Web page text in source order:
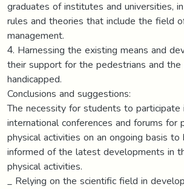
graduates of institutes and universities,
rules and theories that include the field
management.
4. Harnessing the existing means and
their support for the pedestrians and the
handicapped.
Conclusions and suggestions:
The necessity for students to participate
international conferences and forums for
physical activities on an ongoing basis
informed of the latest developments in
physical activities.
_ Relying on the scientific field in